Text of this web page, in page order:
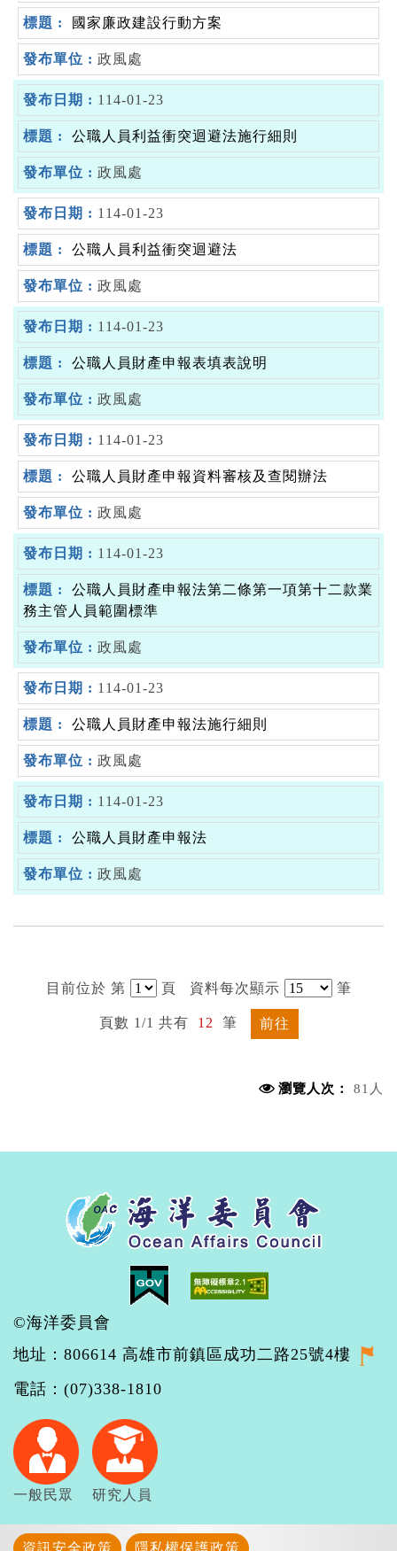
國家廉政建設行動方案
政風處
114-01-23
公職人員利益衝突迴避法施行細則
政風處
114-01-23
公職人員利益衝突迴避法
政風處
114-01-23
公職人員財產申報表填表說明
政風處
114-01-23
公職人員財產申報資料審核及查閱辦法
政風處
114-01-23
公職人員財產申報法第二條第一項第十二款業
務主管人員範圍標準
政風處
114-01-23
公職人員財產申報法施行細則
政風處
114-01-23
公職人員財產申報法
政風處
目前位於 第 頁 資料每次顯示 筆
頁數 1/1 共有 12 筆 前往
瀏覽人次： 81人
©海洋委員會
地址：806614 高雄市前鎮區成功二路25號4樓
電話：(07)338-1810
一般民眾 研究人員
資訊安全政策 隱私權保護政策